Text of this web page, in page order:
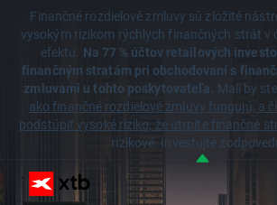
Finančné rozdielové zmluvy sú zložité
vysokým rizikom rýchlych finančných strát v
efektu. Na 77 % účtov retailových
finančným stratám pri obchodovaní s
zmluvami u tohto poskytovateľa. Mali by
ako finančné rozdielové zmluvy fungujú, a
podstúpiť vysoké riziko, že utrpíte finančné
rizikové. Investujte